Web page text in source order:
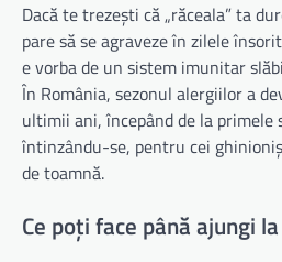
Dacă te trezești că „răceala” ta
pare să se agraveze în zilele
e vorba de un sistem imunitar
În România, sezonul alergiilor a
ultimii ani, începând de la primele
întinzându-se, pentru cei
de toamnă.
Ce poți face până ajungi